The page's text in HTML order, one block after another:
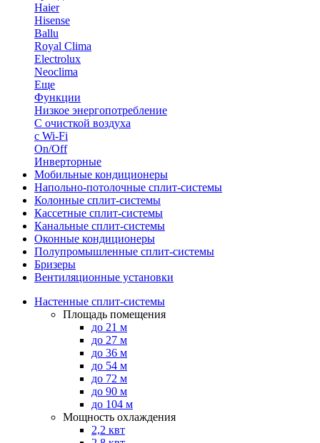
Haier
Hisense
Ballu
Royal Clima
Electrolux
Neoclima
Еще
Функции
Низкое энергопотребление
С очисткой воздуха
с Wi-Fi
On/Off
Инверторные
Мобильные кондиционеры
Напольно-потолоч​ные ​сплит-системы
Колонные ​​сплит-системы
Кассетные сплит-системы
Канальные сплит-системы
Оконные кондиционеры
Полупромышленные сплит-системы
Бризеры
Вентиляционные установки
Настенные сплит-системы
Площадь помещения
до 21 м
до 27 м
до 36 м
до 54 м
до 72 м
до 90 м
до 104 м
Мощность охлаждения
2,2 квт